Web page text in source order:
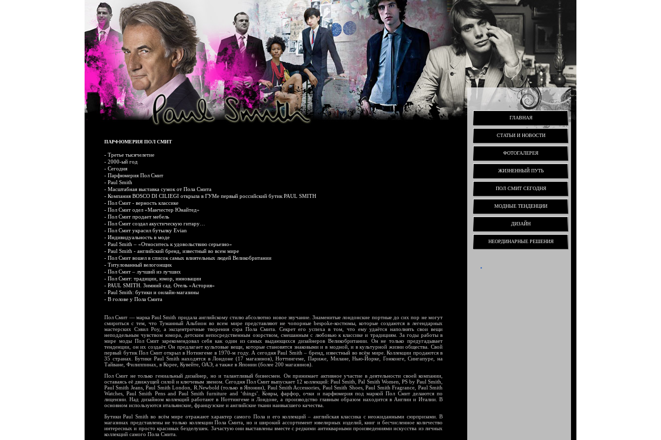
ПАРФЮМЕРИЯ ПОЛ СМИТ
- Третье тысячелетие
- 2000-ый год
- Сегодня
- Парфюмерия Пол Смит
- Paul Smith
- Масштабная выставка сумок от Пола Смита
- Компания BOSCO DI CILIEGI открыла в ГУМе первый российский бутик PAUL SMITH
- Пол Смит - верность классике
- Пол Смит одел «Манчестер Юнайтед»
- Пол Смит продает мебель
- Пол Смит создал акустическую гитару…
- Пол Смит украсил бутылку Evian
- Индивидуальность в моде
- Paul Smith – «Относитесь к удовольствию серьезно»
- Paul Smith - английский бренд, известный во всем мире
- Пол Смит вошел в список самых влиятельных людей Великобритании
- Титулованный велогонщик
- Пол Смит – лучший из лучших
- Пол Смит: традиции, юмор, инновации
- PAUL SMITH. Зимний сад. Отель «Астория»
- Paul Smith: бутики и онлайн-магазины
- В голове у Пола Смита
Пол Смит — марка Paul Smith придала английскому стилю абсолютно новое звучание. Знаменитые лондонские портные до сих пор не могут
смириться с тем, что Туманный Альбион во всем мире представляют не чопорные bespoke-костюмы, которые создаются в легендарных
мастерских Сэвил Роу, а эксцентричные творения сэра Пола Смита. Секрет его успеха в том, что ему удаётся наполнять свои вещи
неподдельным чувством юмора, детским непосредственным озорством, смешанным с любовью к классике и традициям. За годы работы в
мире моды Пол Смит зарекомендовал себя как один из самых выдающихся дизайнеров Великобритании. Он не только предугадывает
тенденции, он их создаёт. Он предлагает культовые вещи, которые становятся знаковыми и в модной, и в культурной жизни общества. Свой
первый бутик Пол Смит открыл в Нотингеме в 1970-м году. А сегодня Paul Smith – бренд, известный во всём мире. Коллекции продаются в
35 странах. Бутики Paul Smith находятся в Лондоне (17 магазинов), Ноттингеме, Париже, Милане, Нью-Йорке, Гонконге, Сингапуре, на
Тайване, Филиппинах, в Корее, Кувейте, ОАЭ, а также в Японии (более 200 магазинов).
Пол Смит не только гениальный дизайнер, но и талантливый бизнесмен. Он принимает активное участие в деятельности своей компании,
оставаясь её движущей силой и ключевым звеном. Сегодня Пол Смит выпускает 12 коллекций: Paul Smith, Pal Smith Women, PS by Paul Smith,
Paul Smith Jeans, Paul Smith London, R.Newbold (только в Японии), Paul Smith Accessories, Paul Smith Shoes, Paul Smith Fragrance, Paul Smith
Watches, Paul Smith Pens and Paul Smith furniture and ‘things’. Ковры, фарфор, очки и парфюмерия под маркой Пол Смит делаются по
лицензии. Над дизайном коллекций работают в Ноттингеме и Лондоне, а производство главным образом находится в Англии и Италии. В
основном используются итальянские, французские и английские ткани наивысшего качества.
Бутики Paul Smith во всём мире отражают характер самого Пола и его коллекций – английская классика с неожиданными сюрпризами. В
магазинах представлены не только коллекции Пола Смита, но и широкий ассортимент ювелирных изделий, книг и бесчисленное количество
интересных и просто красивых безделушек. Зачастую они выставлены вместе с редкими антикварными произведениями искусства из личных
коллекций самого Пола Смита.
ГЛАВНАЯ
СТАТЬИ И НОВОСТИ
ФОТОГАЛЕРЕЯ
ЖИЗНЕННЫЙ ПУТЬ
ПОЛ СМИТ СЕГОДНЯ
МОДНЫЕ ТЕНДЕНЦИИ
ДИЗАЙН
НЕОРДИНАРНЫЕ РЕШЕНИЯ